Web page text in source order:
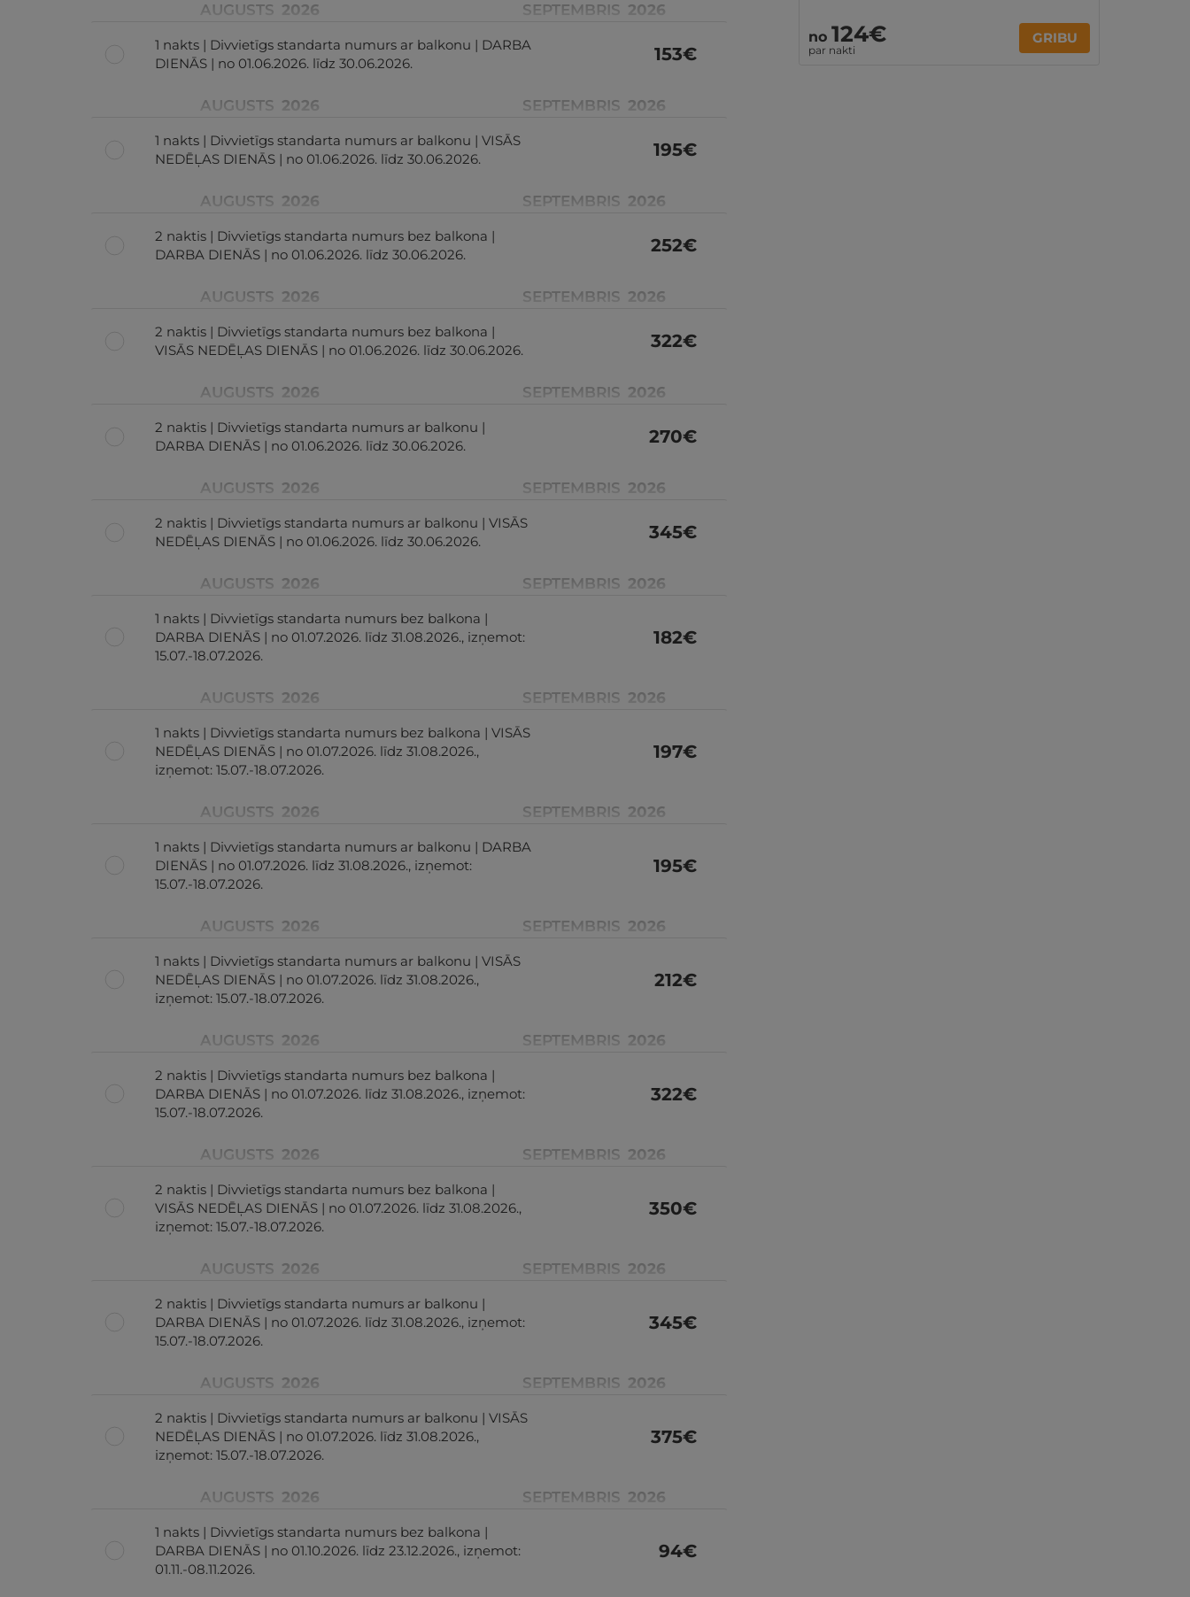
AUGUSTS 2026 SEPTEMBRIS 2026
1 nakts | Divvietīgs standarta numurs ar balkonu | DARBA
DIENĀS | no 01.06.2026. līdz 30.06.2026.
153€
AUGUSTS 2026 SEPTEMBRIS 2026
1 nakts | Divvietīgs standarta numurs ar balkonu | VISĀS
NEDĒĻAS DIENĀS | no 01.06.2026. līdz 30.06.2026.
195€
AUGUSTS 2026 SEPTEMBRIS 2026
2 naktis | Divvietīgs standarta numurs bez balkona |
DARBA DIENĀS | no 01.06.2026. līdz 30.06.2026.
252€
AUGUSTS 2026 SEPTEMBRIS 2026
2 naktis | Divvietīgs standarta numurs bez balkona |
VISĀS NEDĒĻAS DIENĀS | no 01.06.2026. līdz 30.06.2026.
322€
AUGUSTS 2026 SEPTEMBRIS 2026
2 naktis | Divvietīgs standarta numurs ar balkonu |
DARBA DIENĀS | no 01.06.2026. līdz 30.06.2026.
270€
AUGUSTS 2026 SEPTEMBRIS 2026
2 naktis | Divvietīgs standarta numurs ar balkonu | VISĀS
NEDĒĻAS DIENĀS | no 01.06.2026. līdz 30.06.2026.
345€
AUGUSTS 2026 SEPTEMBRIS 2026
1 nakts | Divvietīgs standarta numurs bez balkona |
DARBA DIENĀS | no 01.07.2026. līdz 31.08.2026., izņemot:
15.07.-18.07.2026.
182€
AUGUSTS 2026 SEPTEMBRIS 2026
1 nakts | Divvietīgs standarta numurs bez balkona | VISĀS
NEDĒĻAS DIENĀS | no 01.07.2026. līdz 31.08.2026.,
izņemot: 15.07.-18.07.2026.
197€
AUGUSTS 2026 SEPTEMBRIS 2026
1 nakts | Divvietīgs standarta numurs ar balkonu | DARBA
DIENĀS | no 01.07.2026. līdz 31.08.2026., izņemot:
15.07.-18.07.2026.
195€
AUGUSTS 2026 SEPTEMBRIS 2026
1 nakts | Divvietīgs standarta numurs ar balkonu | VISĀS
NEDĒĻAS DIENĀS | no 01.07.2026. līdz 31.08.2026.,
izņemot: 15.07.-18.07.2026.
212€
AUGUSTS 2026 SEPTEMBRIS 2026
2 naktis | Divvietīgs standarta numurs bez balkona |
DARBA DIENĀS | no 01.07.2026. līdz 31.08.2026., izņemot:
15.07.-18.07.2026.
322€
AUGUSTS 2026 SEPTEMBRIS 2026
2 naktis | Divvietīgs standarta numurs bez balkona |
VISĀS NEDĒĻAS DIENĀS | no 01.07.2026. līdz 31.08.2026.,
izņemot: 15.07.-18.07.2026.
350€
AUGUSTS 2026 SEPTEMBRIS 2026
2 naktis | Divvietīgs standarta numurs ar balkonu |
DARBA DIENĀS | no 01.07.2026. līdz 31.08.2026., izņemot:
15.07.-18.07.2026.
345€
AUGUSTS 2026 SEPTEMBRIS 2026
2 naktis | Divvietīgs standarta numurs ar balkonu | VISĀS
NEDĒĻAS DIENĀS | no 01.07.2026. līdz 31.08.2026.,
izņemot: 15.07.-18.07.2026.
375€
AUGUSTS 2026 SEPTEMBRIS 2026
1 nakts | Divvietīgs standarta numurs bez balkona |
DARBA DIENĀS | no 01.10.2026. līdz 23.12.2026., izņemot:
01.11.-08.11.2026.
94€
no 124€
par nakti
GRIBU